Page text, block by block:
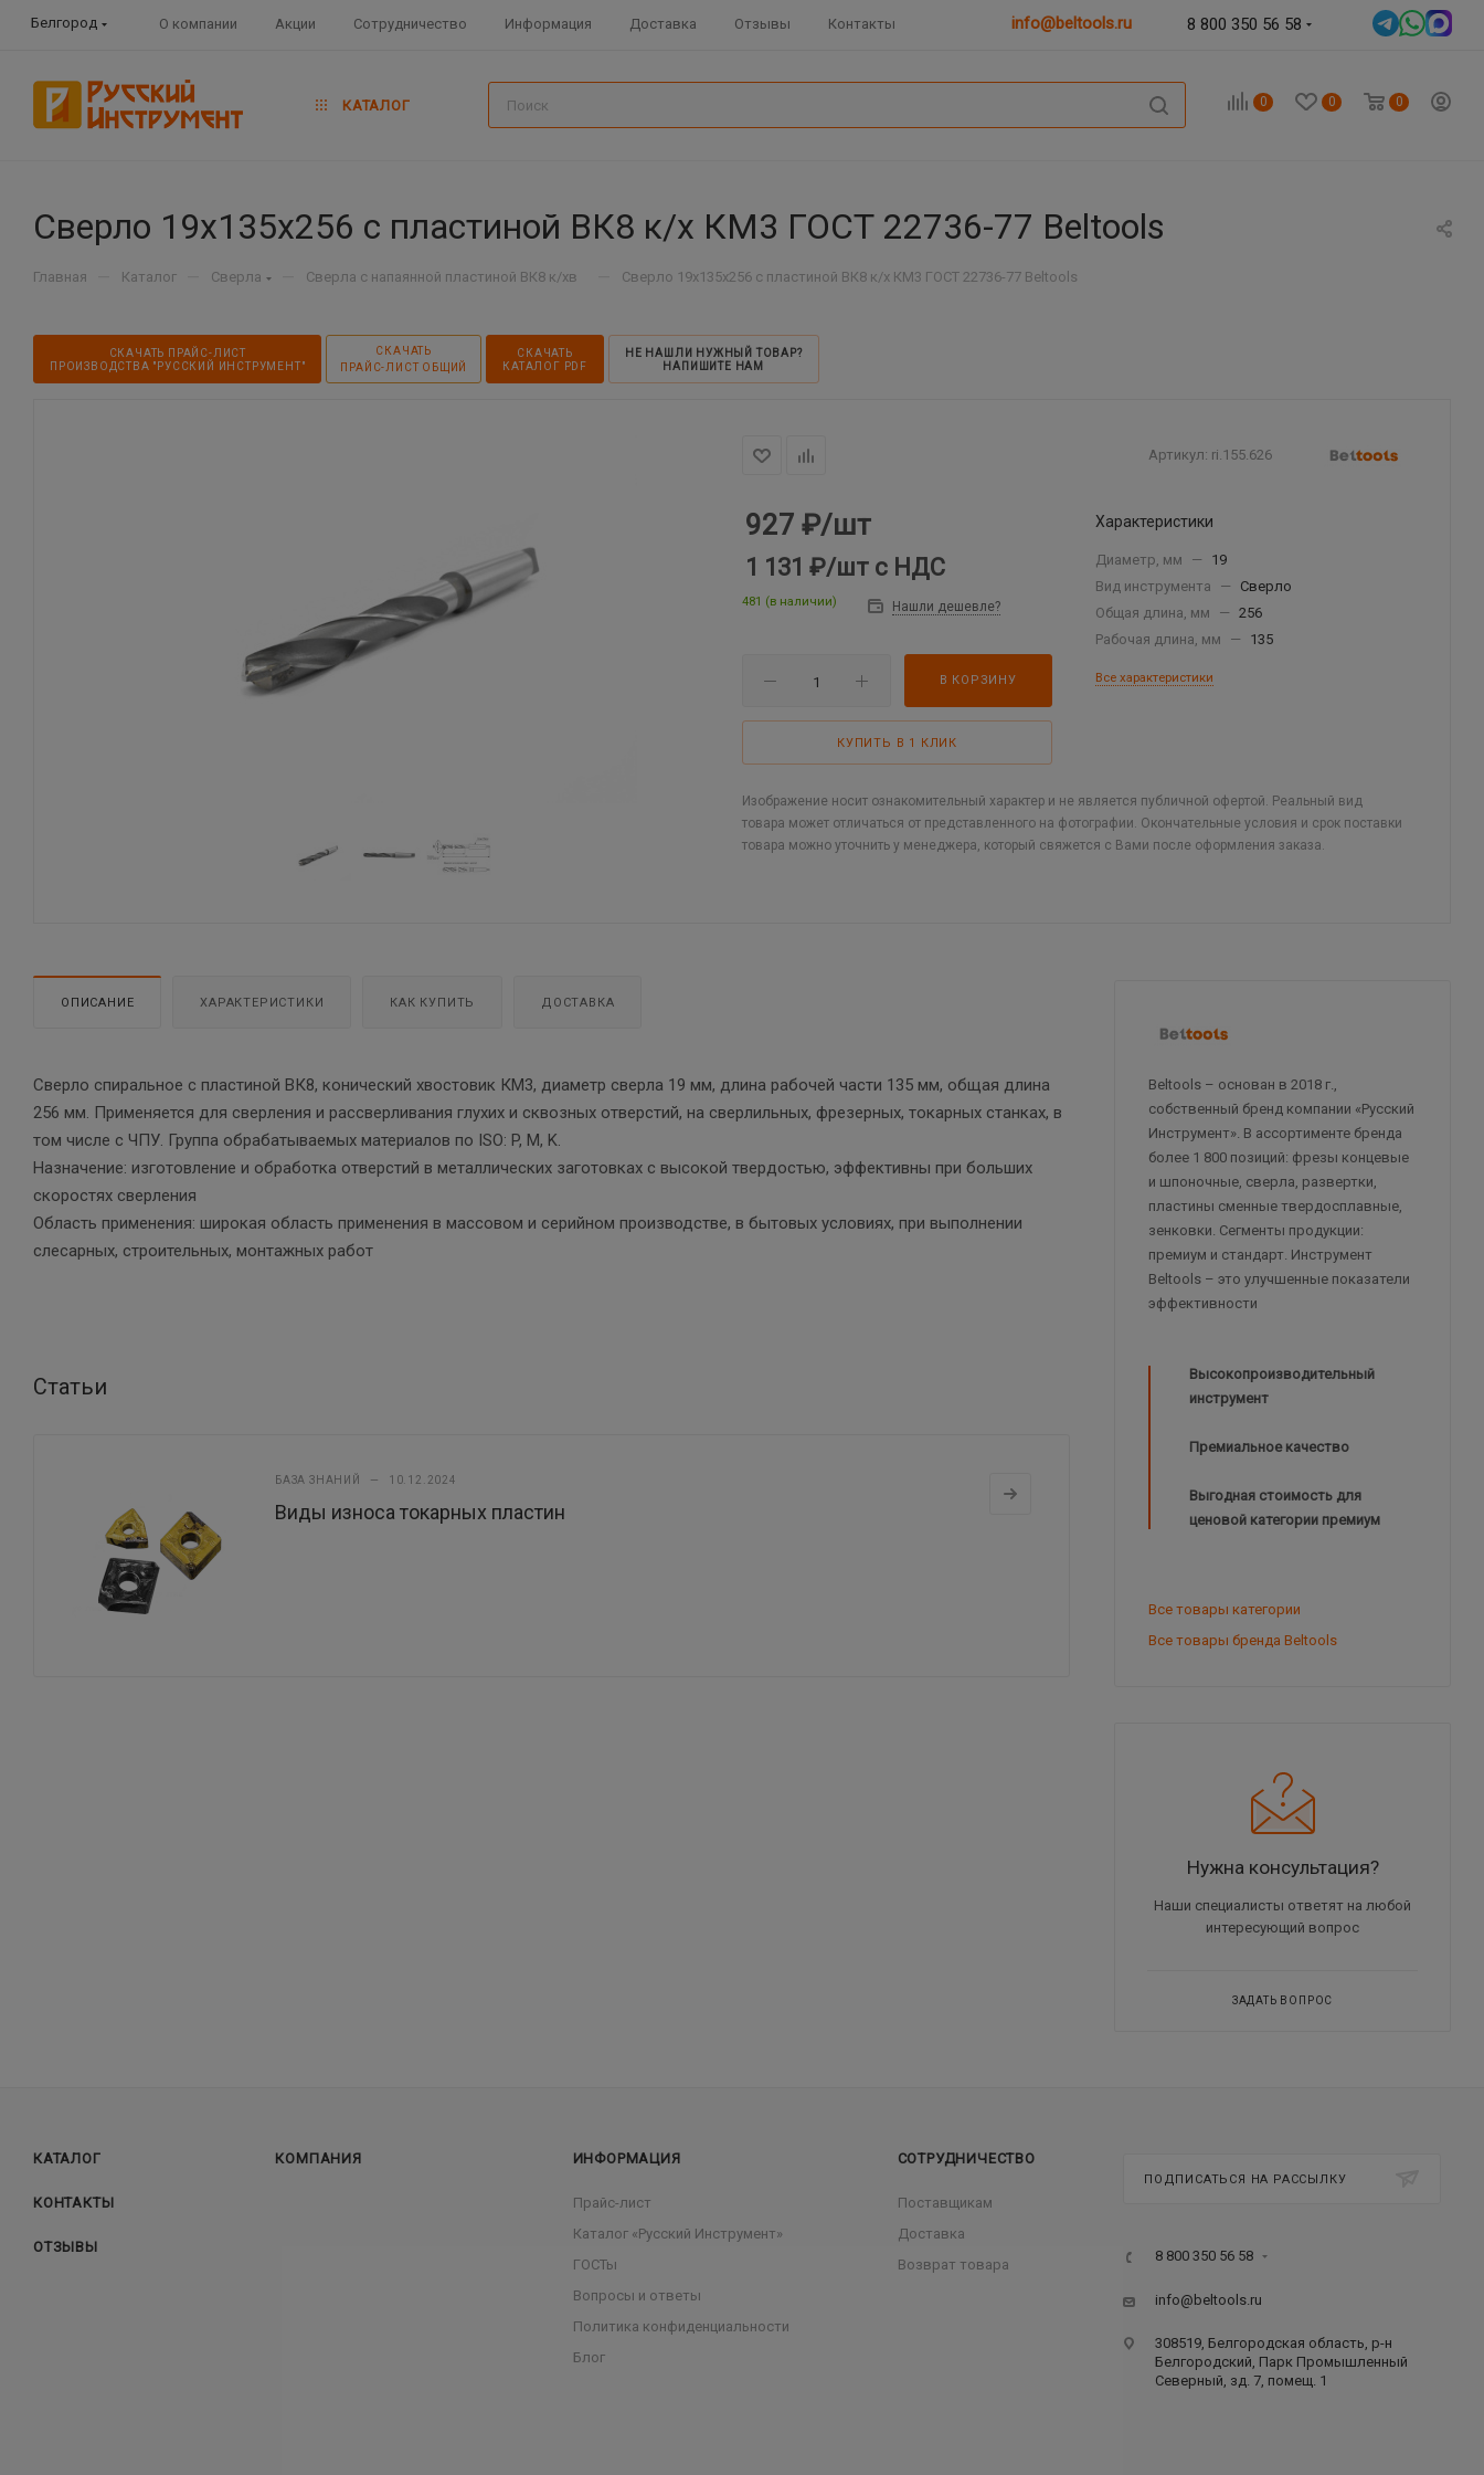
Белгород О компании Акции Сотрудничество Информация Доставка Отзывы Контакты info@beltools.ru 8 800 350 56 58
КАТАЛОГ 0 0 0
Сверло 19х135х256 с пластиной ВК8 к/х КМ3 ГОСТ 22736-77 Beltools
Главная Каталог Сверла Сверла с напаянной пластиной ВК8 к/хв Сверло 19х135х256 с пластиной ВК8 к/х КМ3 ГОСТ 22736-77 Beltools
СКАЧАТЬ ПРАЙС-ЛИСТ
ПРОИЗВОДСТВА "РУССКИЙ ИНСТРУМЕНТ"
СКАЧАТЬ
ПРАЙС-ЛИСТ ОБЩИЙ
СКАЧАТЬ
КАТАЛОГ PDF
НЕ НАШЛИ НУЖНЫЙ ТОВАР?
НАПИШИТЕ НАМ
Артикул: ri.155.626
927 ₽/шт
1 131 ₽/шт с НДС
481 (в наличии) Нашли дешевле?
В КОРЗИНУ
КУПИТЬ В 1 КЛИК
Характеристики
Диаметр, мм —
19
Вид инструмента
—
Сверло
Общая длина, мм
— 256
Рабочая длина, мм
— 135
Все характеристики
Изображение носит ознакомительный характер и не является публичной офертой. Реальный вид
товара может отличаться от представленного на фотографии. Окончательные условия и срок поставки
товара можно уточнить у менеджера, который свяжется с Вами после оформления заказа.
ОПИСАНИЕ ХАРАКТЕРИСТИКИ КАК КУПИТЬ ДОСТАВКА
Сверло спиральное с пластиной ВК8, конический хвостовик КМ3, диаметр сверла 19 мм, длина рабочей части 135 мм, общая длина
256 мм. Применяется для сверления и рассверливания глухих и сквозных отверстий, на сверлильных, фрезерных, токарных станках, в
том числе с ЧПУ. Группа обрабатываемых материалов по ISO: P, M, K.
Назначение: изготовление и обработка отверстий в металлических заготовках с высокой твердостью, эффективны при больших
скоростях сверления
Область применения: широкая область применения в массовом и серийном производстве, в бытовых условиях, при выполнении
слесарных, строительных, монтажных работ
Статьи
БАЗА ЗНАНИЙ — 10.12.2024
Виды износа токарных пластин
Beltools – основан в 2018 г.,
собственный бренд компании «Русский
Инструмент». В ассортименте бренда
более 1 800 позиций: фрезы концевые
и шпоночные, сверла, развертки,
пластины сменные твердосплавные,
зенковки. Сегменты продукции:
премиум и стандарт. Инструмент
Beltools – это улучшенные показатели
эффективности
Высокопроизводительный
инструмент
Премиальное качество
Выгодная стоимость для
ценовой категории премиум
Все товары категории
Все товары бренда Beltools
Нужна консультация?
Наши специалисты ответят на любой
интересующий вопрос
ЗАДАТЬ ВОПРОС
КАТАЛОГ
КОНТАКТЫ
ОТЗЫВЫ
КОМПАНИЯ ИНФОРМАЦИЯ
Прайс-лист
Каталог «Русский Инструмент»
ГОСТы
Вопросы и ответы
Политика конфиденциальности
Блог
СОТРУДНИЧЕСТВО
Поставщикам
Доставка
Возврат товара
ПОДПИСАТЬСЯ НА РАССЫЛКУ
8 800 350 56 58
info@beltools.ru
308519, Белгородская область, р-н
Белгородский, Парк Промышленный
Северный, зд. 7, помещ. 1